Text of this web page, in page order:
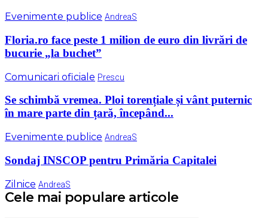
Evenimente publice AndreaS
Floria.ro face peste 1 milion de euro din livrări de
bucurie „la buchet”
Comunicari oficiale Prescu
Se schimbă vremea. Ploi torențiale și vânt puternic
în mare parte din țară, începând...
Evenimente publice AndreaS
Sondaj INSCOP pentru Primăria Capitalei
Zilnice AndreaS
Cele mai populare articole